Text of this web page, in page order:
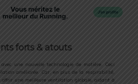
forts & atouts
une nouvelle technologie de matière. Ceci
améliorée. Car, en plus de la respirabilité,
offrir une meilleure ventilation globale, aidant à